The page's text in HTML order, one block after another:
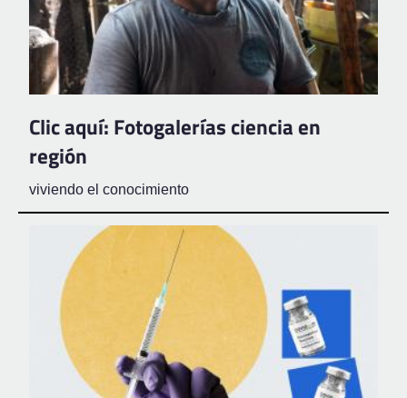
Clic aquí: Fotogalerías ciencia en
región
viviendo el conocimiento